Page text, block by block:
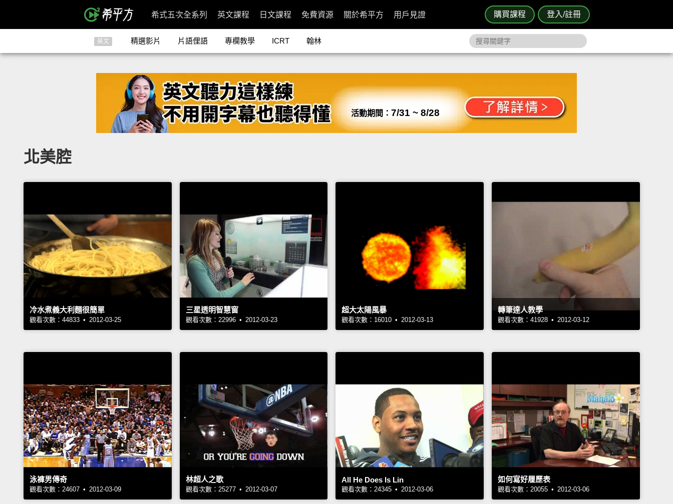
購買課程 登入/註冊
希式五次全系列 英文課程 日文課程 免費資源 關於希平方 用戶見證
英文 精選影片 片語俚語 專欄教學 ICRT 翰林
活動期間： 7/31 ~ 8/28
北美腔
冷水煮義大利麵很簡單
觀看次數：44833 • 2012-03-25
三星透明智慧窗
觀看次數：22996 • 2012-03-23
超大太陽風暴
觀看次數：16010 • 2012-03-13
轉筆達人教學
觀看次數：41928 • 2012-03-12
泳褲男傳奇
觀看次數：24607 • 2012-03-09
林超人之歌
觀看次數：25277 • 2012-03-07
All He Does Is Lin
觀看次數：24345 • 2012-03-06
如何寫好履歷表
觀看次數：20055 • 2012-03-06